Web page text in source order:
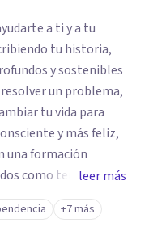
a ti y a tu
tu historia,
y sostenibles
un problema,
tu vida para
y más feliz,
como terapeuta
respaldo
de 26 años y
leer más
+7 más